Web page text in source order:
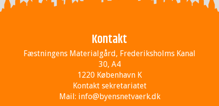
Kontakt
Fæstningens Materialgård, Frederiksholms Kanal
30, A4
1220 København K
Kontakt sekretariatet
Mail: info@byensnetvaerk.dk